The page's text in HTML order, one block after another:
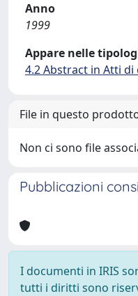
Anno
1999
Appare nelle
4.2 Abstract in Atti di
File in questo
Non ci sono file
Pubblicazioni
I documenti in IRIS
tutti i diritti sono